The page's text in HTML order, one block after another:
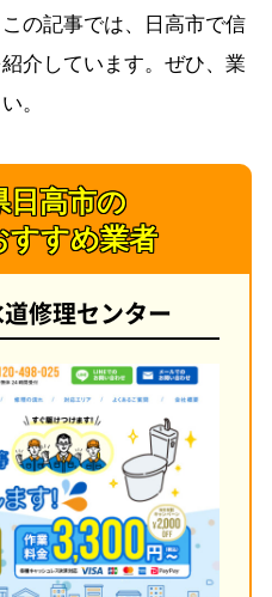
の記事では、日高市で信
介しています。ぜひ、業
。
日高市の
すすめ業者
修理センター